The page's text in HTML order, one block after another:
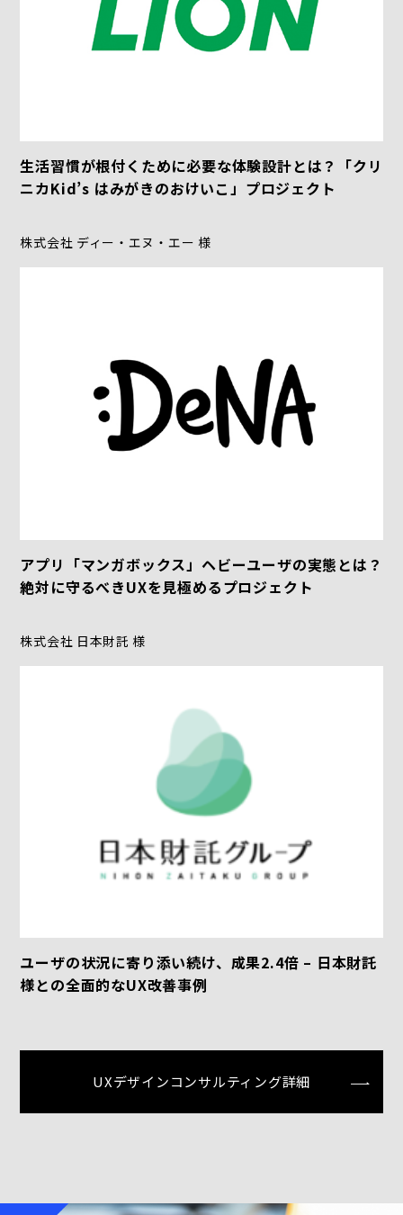
生活習慣が根付くために必要な体験設計とは？「クリ
ニカKid’s はみがきのおけいこ」プロジェクト
株式会社 ディー・エヌ・エー 様
アプリ「マンガボックス」ヘビーユーザの実態とは？
絶対に守るべきUXを見極めるプロジェクト
株式会社 日本財託 様
ユーザの状況に寄り添い続け、成果2.4倍 – 日本財託
様との全面的なUX改善事例
UXデザインコンサルティング詳細